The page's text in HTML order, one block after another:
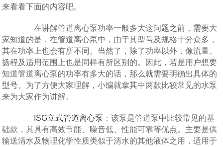
来看看下面的内容吧。
在讲解管道离心泵功率一般多大这问题之前，需要大
家知道的是，在管道离心泵中，由于其型号及规格十分众多，
其在功率上也会有所不同。当然了，除了功率以外，像流量、
扬程及适用范围上也是同样有所区别的。因此，若是用户想要
知道管道离心泵的功率有多大的话，那么就需要明确出具体的
型号。为了方便大家理解，小编就拿其中两款比较常见的水泵
来为大家作为讲解。
ISG立式管道离心泵 ：该泵是管道泵中比较常见的基
础款，其具有高效节能、噪音低、性能可靠等优点。主要是供
输送清水及物理化学性质类似于清水的其他液体之用，适用于